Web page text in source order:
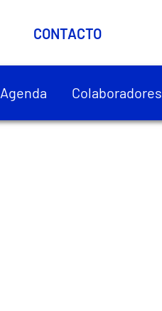
CONTACTO
Agenda Colaboradores